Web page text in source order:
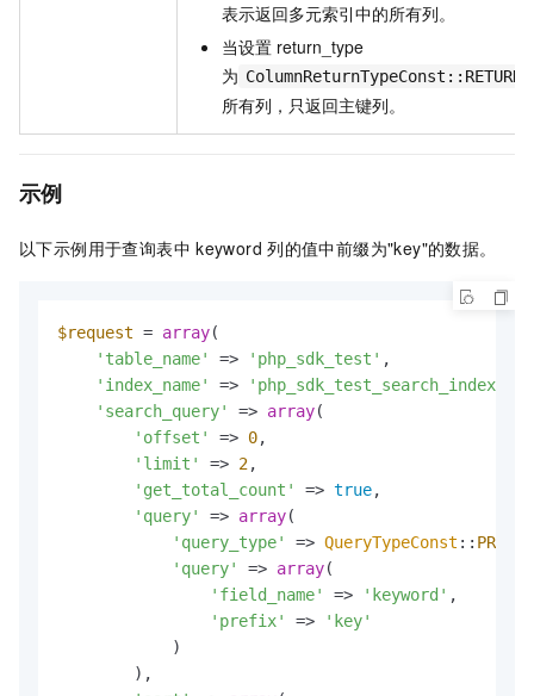
表示返回多元索引中的所有列。
当设置 return_type
为
所有列，只返回主键列。
示例
以下示例用于查询表中 keyword 列的值中前缀为"key"的数据。
$request = array(
'table_name'
=> 'php_sdk_test' ,
'index_name'
=> 'php_sdk_test_search_index'
'search_query'
=> array(
'offset'
=> 0,
'limit'
=> 2,
'get_total_count'
=> true,
'query'
=> array(
'query_type'
=> QueryTypeConst ::
'query'
=> array(
'field_name'
=> 'keyword' ,
'prefix'
=>
'key'
            )
        ),